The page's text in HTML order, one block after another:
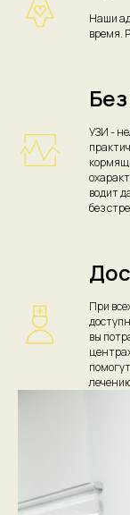
Наши
время.
УЗИ -
водит
без
При
вы